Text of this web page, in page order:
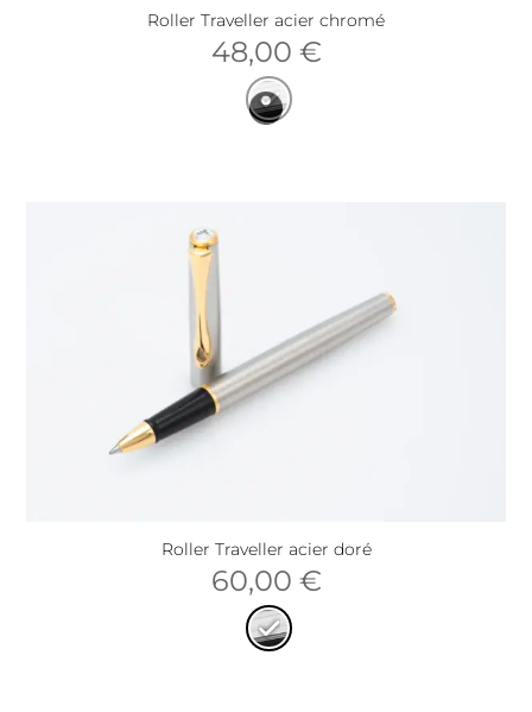
Roller Traveller acier chromé
48,00 €
Roller Traveller acier doré
60,00 €